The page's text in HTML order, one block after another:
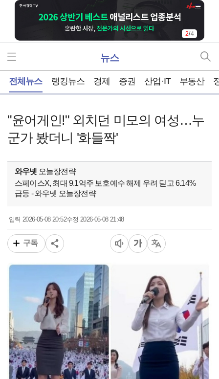
3/4
뉴스
전체뉴스 랭킹뉴스 경제 증권 산업·IT 부동산
"윤어게인!" 외치던 미모의 여성…누
군가 봤더니 '화들짝'
와우넷 오늘장전략
스페이스X, 최대 9.1억주 보호예수 해제 우려 딛고 6.14%
급등 - 와우넷 오늘장전략
입력 2026-05-08 20:52수정 2026-05-08 21:48
구독